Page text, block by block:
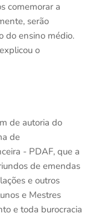
comemorar a
serão
do ensino médio.
o
de autoria do
de
- PDAF, que a
de emendas
e outros
e Mestres
e toda burocracia